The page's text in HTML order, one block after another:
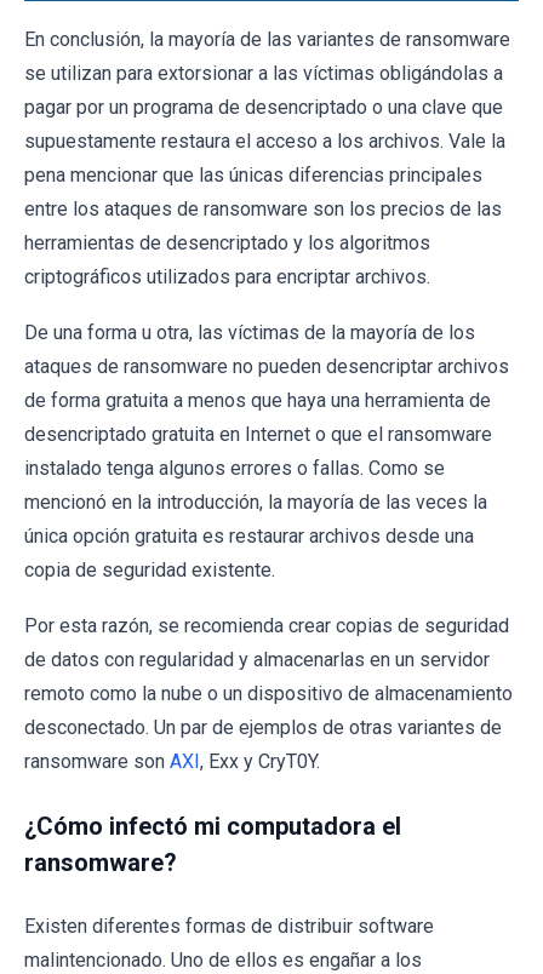
En conclusión, la mayoría de las variantes de ransomware
se utilizan para extorsionar a las víctimas obligándolas a
pagar por un programa de desencriptado o una clave que
supuestamente restaura el acceso a los archivos. Vale la
pena mencionar que las únicas diferencias principales
entre los ataques de ransomware son los precios de las
herramientas de desencriptado y los algoritmos
criptográficos utilizados para encriptar archivos.
De una forma u otra, las víctimas de la mayoría de los
ataques de ransomware no pueden desencriptar archivos
de forma gratuita a menos que haya una herramienta de
desencriptado gratuita en Internet o que el ransomware
instalado tenga algunos errores o fallas. Como se
mencionó en la introducción, la mayoría de las veces la
única opción gratuita es restaurar archivos desde una
copia de seguridad existente.
Por esta razón, se recomienda crear copias de seguridad
de datos con regularidad y almacenarlas en un servidor
remoto como la nube o un dispositivo de almacenamiento
desconectado. Un par de ejemplos de otras variantes de
ransomware son AXI , Exx y CryT0Y.
¿Cómo infectó mi computadora el
ransomware?
Existen diferentes formas de distribuir software
malintencionado. Uno de ellos es engañar a los